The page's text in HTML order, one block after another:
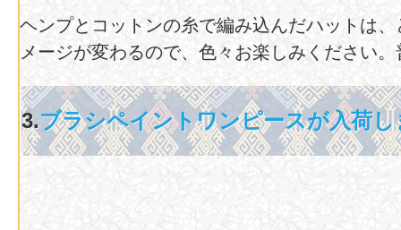
ヘンプとコットンの糸で編み込んだハットは
メージが変わるので、色々お楽しみください
3.ブラシペイントワンピースが入荷